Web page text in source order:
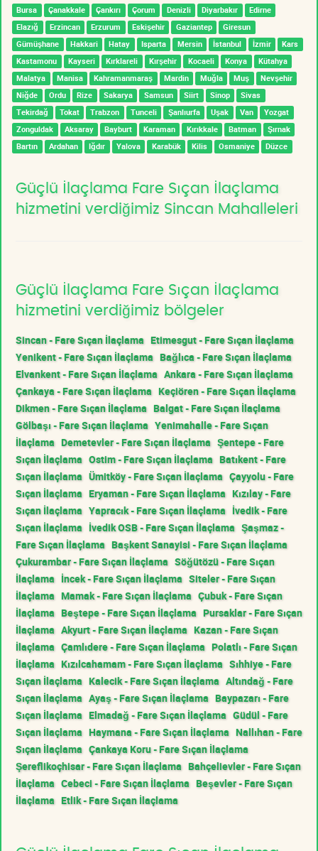
Bursa Çanakkale Çankırı Çorum Denizli Diyarbakır
Edirne
Elazığ
Erzincan Erzurum Eskişehir Gaziantep
Giresun
Gümüşhane
Hakkari Hatay Isparta Mersin İstanbul İzmir
Kars
Kastamonu
Kayseri Kırklareli Kırşehir Kocaeli Konya
Kütahya
Malatya
Manisa Kahramanmaraş Mardin Muğla Muş
Nevşehir
Niğde
Ordu Rize Sakarya Samsun Siirt Sinop
Sivas
Tekirdağ
Tokat Trabzon Tunceli Şanlıurfa Uşak Van
Yozgat
Zonguldak
Aksaray Bayburt Karaman Kırıkkale Batman
Şırnak
Bartın
Ardahan Iğdır Yalova Karabük Kilis Osmaniye Düzce
Güçlü İlaçlama Fare Sıçan İlaçlama
hizmetini verdiğimiz Sincan Mahalleleri
Güçlü İlaçlama Fare Sıçan İlaçlama
hizmetini verdiğimiz bölgeler
Sincan - Fare Sıçan İlaçlama Etimesgut - Fare Sıçan İlaçlama
Yenikent - Fare Sıçan İlaçlama Bağlıca - Fare Sıçan İlaçlama
Elvankent - Fare Sıçan İlaçlama Ankara - Fare Sıçan İlaçlama
Çankaya - Fare Sıçan İlaçlama Keçiören - Fare Sıçan İlaçlama
Dikmen - Fare Sıçan İlaçlama Balgat - Fare Sıçan İlaçlama
Gölbaşı - Fare Sıçan İlaçlama Yenimahalle - Fare Sıçan
İlaçlama Demetevler - Fare Sıçan İlaçlama Şentepe - Fare
Sıçan İlaçlama Ostim - Fare Sıçan İlaçlama Batıkent - Fare
Sıçan İlaçlama Ümitköy - Fare Sıçan İlaçlama Çayyolu - Fare
Sıçan İlaçlama Eryaman - Fare Sıçan İlaçlama Kızılay - Fare
Sıçan İlaçlama Yapracık - Fare Sıçan İlaçlama İvedik - Fare
Sıçan İlaçlama İvedik OSB - Fare Sıçan İlaçlama Şaşmaz -
Fare Sıçan İlaçlama Başkent Sanayisi - Fare Sıçan İlaçlama
Çukurambar - Fare Sıçan İlaçlama Söğütözü - Fare Sıçan
İlaçlama İncek - Fare Sıçan İlaçlama Siteler - Fare Sıçan
İlaçlama Mamak - Fare Sıçan İlaçlama Çubuk - Fare Sıçan
İlaçlama Beştepe - Fare Sıçan İlaçlama Pursaklar - Fare Sıçan
İlaçlama Akyurt - Fare Sıçan İlaçlama Kazan - Fare Sıçan
İlaçlama Çamlıdere - Fare Sıçan İlaçlama Polatlı - Fare Sıçan
İlaçlama Kızılcahamam - Fare Sıçan İlaçlama Sıhhiye - Fare
Sıçan İlaçlama Kalecik - Fare Sıçan İlaçlama Altındağ - Fare
Sıçan İlaçlama Ayaş - Fare Sıçan İlaçlama Baypazarı - Fare
Sıçan İlaçlama Elmadağ - Fare Sıçan İlaçlama Güdül - Fare
Sıçan İlaçlama Haymana - Fare Sıçan İlaçlama Nallıhan - Fare
Sıçan İlaçlama Çankaya Koru - Fare Sıçan İlaçlama
Şereflikoçhisar - Fare Sıçan İlaçlama Bahçelievler - Fare Sıçan
İlaçlama Cebeci - Fare Sıçan İlaçlama Beşevler - Fare Sıçan
İlaçlama Etlik - Fare Sıçan İlaçlama